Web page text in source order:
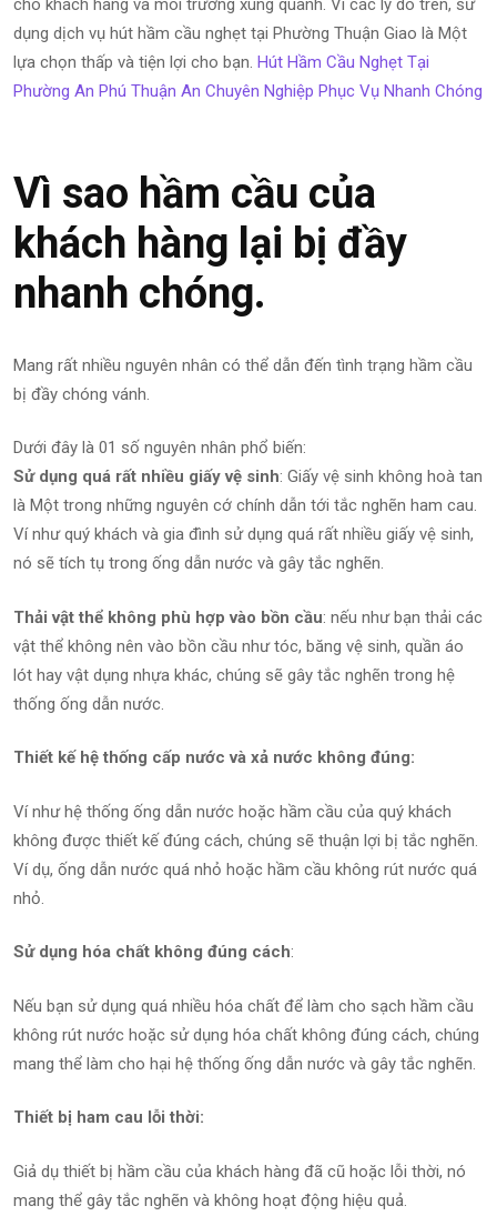
cho khách hàng và môi trường xung quanh. Vì các lý do trên, sử
dụng dịch vụ hút hầm cầu nghẹt tại Phường Thuận Giao là Một
lựa chọn thấp và tiện lợi cho bạn. Hút Hầm Cầu Nghẹt Tại
Phường An Phú Thuận An Chuyên Nghiệp Phục Vụ Nhanh Chóng
Vì sao hầm cầu của
khách hàng lại bị đầy
nhanh chóng.
Mang rất nhiều nguyên nhân có thể dẫn đến tình trạng hầm cầu
bị đầy chóng vánh.
Dưới đây là 01 số nguyên nhân phổ biến:
Sử dụng quá rất nhiều giấy vệ sinh: Giấy vệ sinh không hoà tan
là Một trong những nguyên cớ chính dẫn tới tắc nghẽn ham cau.
Ví như quý khách và gia đình sử dụng quá rất nhiều giấy vệ sinh,
nó sẽ tích tụ trong ống dẫn nước và gây tắc nghẽn.
Thải vật thể không phù hợp vào bồn cầu: nếu như bạn thải các
vật thể không nên vào bồn cầu như tóc, băng vệ sinh, quần áo
lót hay vật dụng nhựa khác, chúng sẽ gây tắc nghẽn trong hệ
thống ống dẫn nước.
Thiết kế hệ thống cấp nước và xả nước không đúng:
Ví như hệ thống ống dẫn nước hoặc hầm cầu của quý khách
không được thiết kế đúng cách, chúng sẽ thuận lợi bị tắc nghẽn.
Ví dụ, ống dẫn nước quá nhỏ hoặc hầm cầu không rút nước quá
nhỏ.
Sử dụng hóa chất không đúng cách:
Nếu bạn sử dụng quá nhiều hóa chất để làm cho sạch hầm cầu
không rút nước hoặc sử dụng hóa chất không đúng cách, chúng
mang thể làm cho hại hệ thống ống dẫn nước và gây tắc nghẽn.
Thiết bị ham cau lỗi thời:
Giả dụ thiết bị hầm cầu của khách hàng đã cũ hoặc lỗi thời, nó
mang thể gây tắc nghẽn và không hoạt động hiệu quả.